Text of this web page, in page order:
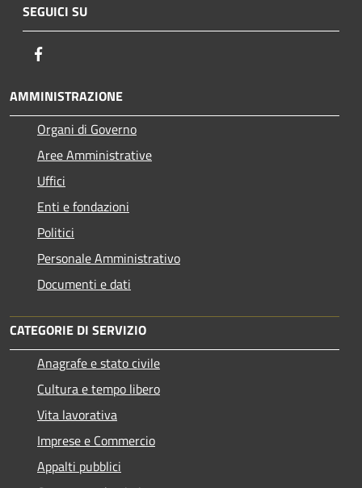
SEGUICI SU
AMMINISTRAZIONE
Organi di Governo
Aree Amministrative
Uffici
Enti e fondazioni
Politici
Personale Amministrativo
Documenti e dati
CATEGORIE DI SERVIZIO
Anagrafe e stato civile
Cultura e tempo libero
Vita lavorativa
Imprese e Commercio
Appalti pubblici